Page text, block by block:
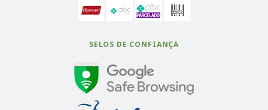
SELOS DE CONFIANÇA